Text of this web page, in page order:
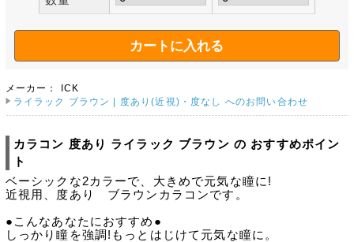
メーカー：
ICK
ライラック ブラウン | 度あり(近視)・度なし へのお問い合わせ
カラコン 度あり ライラック ブラウン の おすすめポイン
ト
ベーシックな2カラーで、大きめで元気な瞳に!
近視用、度あり ブラウンカラコンです。
●こんなあなたにおすすめ●
しっかり瞳を強調!もっとはじけて元気な瞳に。